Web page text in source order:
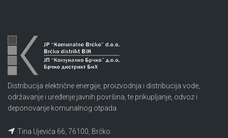
Distribucija električne energije, proizvodnja i distribucija vode,
održavanje i uređenje javnih površina, te prikupljanje, odvoz i
deponovanje komunalnog otpada.
Tina Ujevića 66, 76100, Brčko